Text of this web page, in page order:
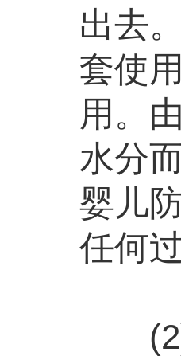
出去
套使
用。
水分
婴儿
任何
(2)